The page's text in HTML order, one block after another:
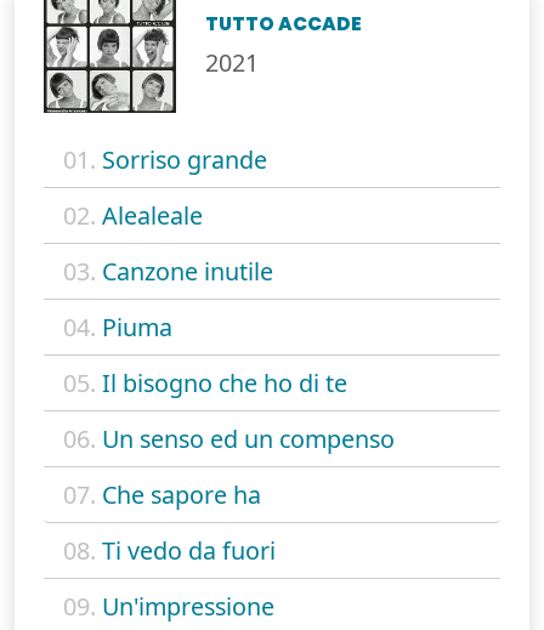
TUTTO ACCADE
2021
01. Sorriso grande
02. Alealeale
03. Canzone inutile
04. Piuma
05. Il bisogno che ho di te
06. Un senso ed un compenso
07. Che sapore ha
08. Ti vedo da fuori
09. Un'impressione